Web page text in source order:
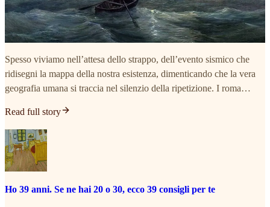
Spesso viviamo nell’attesa dello strappo, dell’evento sismico che
ridisegni la mappa della nostra esistenza, dimenticando che la vera
geografia umana si traccia nel silenzio della ripetizione. I roma…
Read full story
Ho 39 anni. Se ne hai 20 o 30, ecco 39 consigli per te